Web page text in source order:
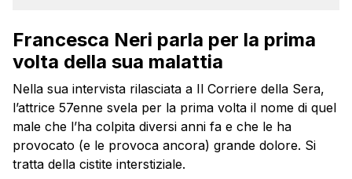
Francesca Neri parla per la prima
volta della sua malattia
Nella sua intervista rilasciata a Il Corriere della Sera,
l’attrice 57enne svela per la prima volta il nome di quel
male che l’ha colpita diversi anni fa e che le ha
provocato (e le provoca ancora) grande dolore. Si
tratta della cistite interstiziale.